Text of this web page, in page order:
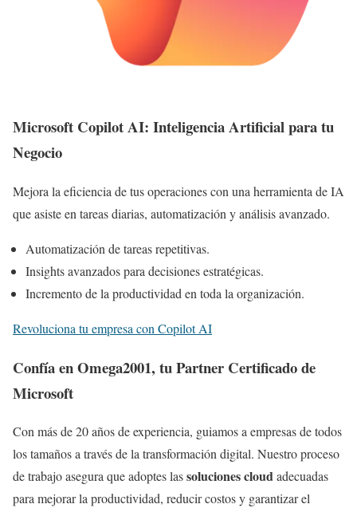
Microsoft Copilot AI: Inteligencia Artificial para tu
Negocio
Mejora la eficiencia de tus operaciones con una herramienta de IA
que asiste en tareas diarias, automatización y análisis avanzado.
Automatización de tareas repetitivas.
Insights avanzados para decisiones estratégicas.
Incremento de la productividad en toda la organización.
Revoluciona tu empresa con Copilot AI
Confía en Omega2001, tu Partner Certificado de
Microsoft
Con más de 20 años de experiencia, guiamos a empresas de todos
los tamaños a través de la transformación digital. Nuestro proceso
de trabajo asegura que adoptes lassoluciones cloudadecuadas
para mejorar la productividad, reducir costos y garantizar el